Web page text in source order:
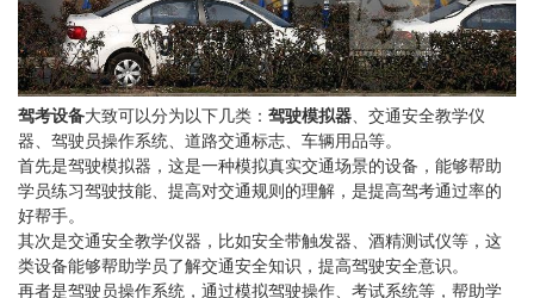
驾考设备大致可以分为以下几类： 驾驶模拟器 、交通安全教学仪
器、驾驶员操作系统、道路交通标志、车辆用品等。
首先是驾驶模拟器，这是一种模拟真实交通场景的设备，能够帮助
学员练习驾驶技能、提高对交通规则的理解，是提高驾考通过率的
好帮手。
其次是交通安全教学仪器，比如安全带触发器、酒精测试仪等，这
类设备能够帮助学员了解交通安全知识，提高驾驶安全意识。
再者是驾驶员操作系统，通过模拟驾驶操作、考试系统等，帮助学